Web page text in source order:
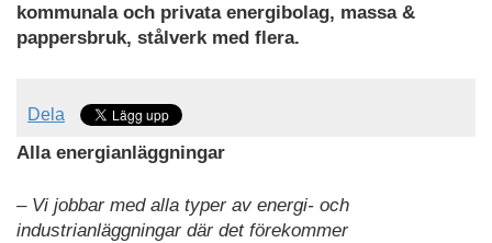
kommunala och privata energibolag, massa &
pappersbruk, stålverk med flera.
Dela
Alla energianläggningar
– Vi jobbar med alla typer av energi- och
industrianläggningar där det förekommer